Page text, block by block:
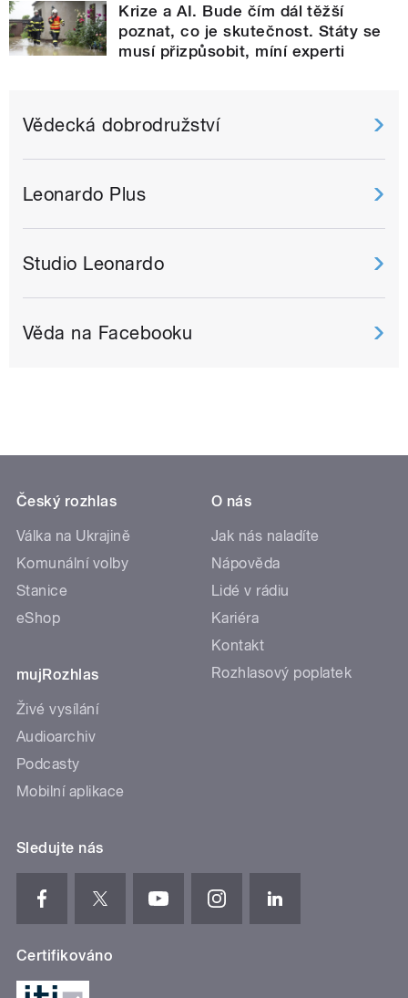
Krize a AI. Bude čím dál těžší
poznat, co je skutečnost. Státy se
musí přizpůsobit, míní experti
Vědecká dobrodružství
Leonardo Plus
Studio Leonardo
Věda na Facebooku
Český rozhlas
Válka na Ukrajině
Komunální volby
Stanice
eShop
mujRozhlas
Živé vysílání
Audioarchiv
Podcasty
Mobilní aplikace
O nás
Jak nás naladíte
Nápověda
Lidé v rádiu
Kariéra
Kontakt
Rozhlasový poplatek
Sledujte nás
Certifikováno